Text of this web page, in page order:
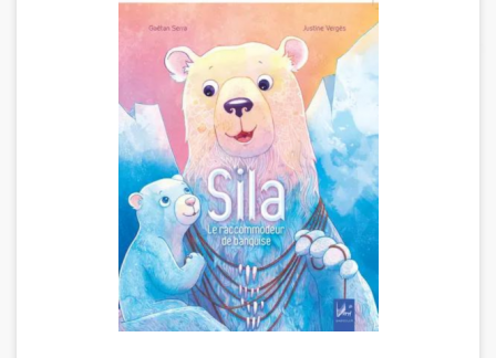
Vidéos & Tutoriaux
Rencontres et témoignages
Contes d'ici et d'ailleurs